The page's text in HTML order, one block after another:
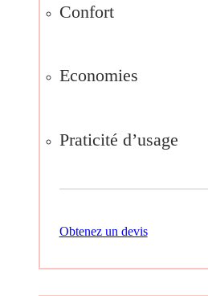
Confort
Economies
Praticité d’usage
Obtenez un devis